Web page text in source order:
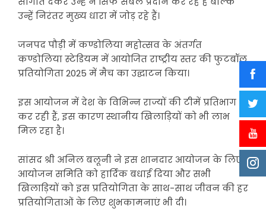
उन्हें निरंतर मुख्य धारा में जोड़ रहे हैं।
जनपद पौड़ी में कण्डोलिया महोत्सव के अंतर्गत
कण्डोलिया स्टेडियम में आयोजित राष्ट्रीय स्तर की फुटबॉल
प्रतियोगिता 2025 में मैच का उद्घाटन किया।
इस आयोजन में देश के विभिन्न राज्यों की टीमें प्रतिभाग
कर रही हैं, इस कारण स्थानीय खिलाड़ियों को भी लाभ
मिल रहा है।
सांसद श्री अनिल बलूनी ने इस शानदार आयोजन के लिए
आयोजन समिति को हार्दिक बधाई दिया और सभी
खिलाड़ियों को इस प्रतियोगिता के साथ-साथ जीवन की हर
प्रतियोगिताओं के लिए शुभकामनाएं भी दी।